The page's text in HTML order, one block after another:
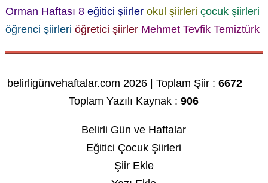
Orman Haftası 8 eğitici şiirler okul şiirleri çocuk şiirleri
öğrenci şiirleri öğretici şiirler Mehmet Tevfik Temiztürk
belirligünvehaftalar.com 2026 | Toplam Şiir :6672
Toplam Yazılı Kaynak :906
Belirli Gün ve Haftalar
Eğitici Çocuk Şiirleri
Şiir Ekle